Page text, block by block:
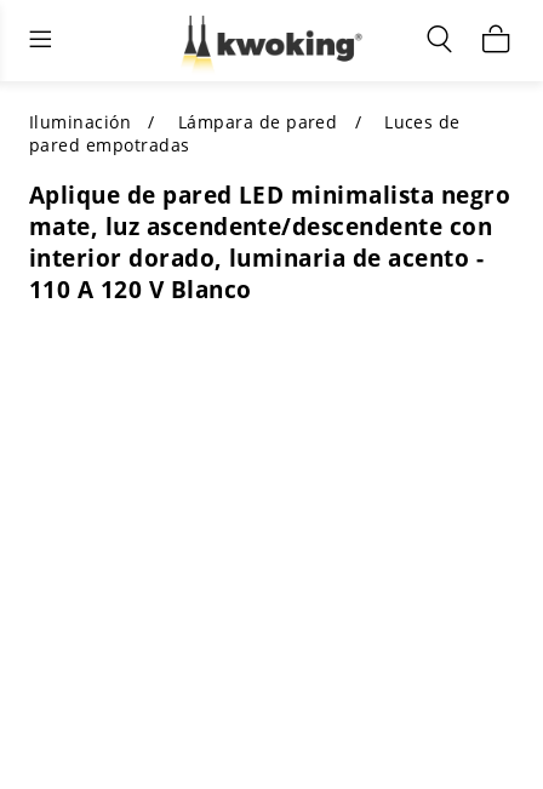
Muebles de sala de estar
TODOS LOS MUEBLES DE SALÓN
SELECCIONES DESTACADAS
COMPRAR POR ESTILO
Iluminación interior
Comprar por categoría
COMPRAR POR ESTILO
Shop by Colors
Iluminación exterior
TODA LA ILUMINACIÓN PARA
OTROS ESPACIOS
COMPRAR POR CATEGORÍA
COMPRAR POR ESTILO
Iluminación Lámpara de pared
Luces de
pared empotradas
Aplique de pared LED minimalista negro
mate, luz ascendente/descendente con
interior dorado, luminaria de acento -
110 A 120 V Blanco